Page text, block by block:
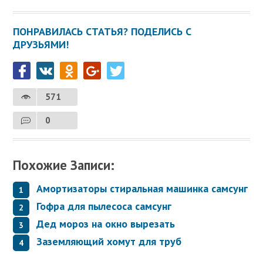
ПОНРАВИЛАСЬ СТАТЬЯ? ПОДЕЛИСЬ С
ДРУЗЬЯМИ!
571
0
Похожие Записи:
Амортизаторы стиральная машинка самсунг
Гофра для пылесоса самсунг
Дед мороз на окно вырезать
Заземляющий хомут для труб